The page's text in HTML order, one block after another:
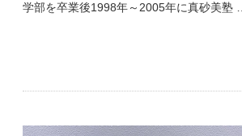
学部を卒業後1998年～2005年に真砂美塾 …